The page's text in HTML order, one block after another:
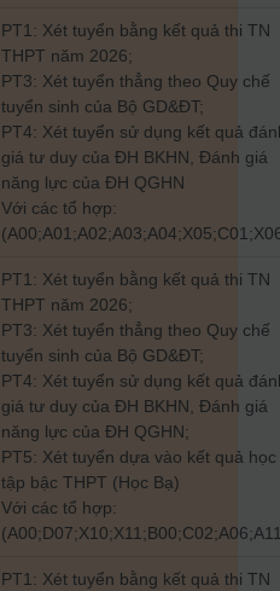
PT1: Xét tuyển bằng kết quả thi TN
THPT năm 2026;
PT3: Xét tuyển thẳng theo Quy chế
tuyển sinh của Bộ GD&ĐT;
PT4: Xét tuyển sử dụng kết quả
giá tư duy của ĐH BKHN, Đánh giá
năng lực của ĐH QGHN
Với các tổ hợp:
PT1: Xét tuyển bằng kết quả thi TN
THPT năm 2026;
PT3: Xét tuyển thẳng theo Quy chế
tuyển sinh của Bộ GD&ĐT;
PT4: Xét tuyển sử dụng kết quả
giá tư duy của ĐH BKHN, Đánh giá
năng lực của ĐH QGHN;
PT5: Xét tuyển dựa vào kết quả học
tập bậc THPT (Học Bạ)
Với các tổ hợp:
PT1: Xét tuyển bằng kết quả thi TN